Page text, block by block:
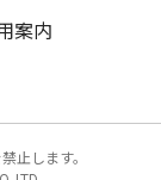
案内
止します。